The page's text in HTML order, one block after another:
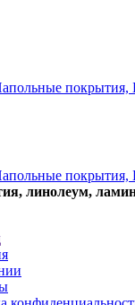
линолеум,